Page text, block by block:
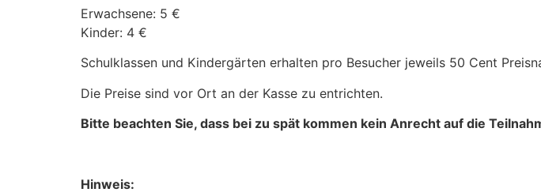
Erwachsene: 5 €
Kinder: 4 €
Schulklassen und Kindergärten erhalten pro Besucher jeweils 50 Cent
Die Preise sind vor Ort an der Kasse zu entrichten.
Bitte beachten Sie, dass bei zu spät kommen kein Anrecht auf die
Hinweis: